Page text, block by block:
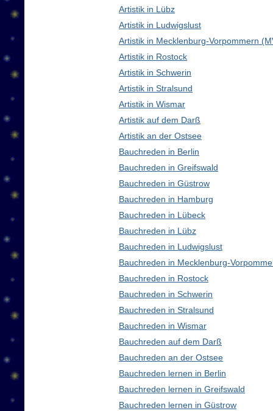
Artistik in Lübz
Artistik in Ludwigslust
Artistik in Mecklenburg-Vorpommern
Artistik in Rostock
Artistik in Schwerin
Artistik in Stralsund
Artistik in Wismar
Artistik auf dem Darß
Artistik an der Ostsee
Bauchreden in Berlin
Bauchreden in Greifswald
Bauchreden in Güstrow
Bauchreden in Hamburg
Bauchreden in Lübeck
Bauchreden in Lübz
Bauchreden in Ludwigslust
Bauchreden in Mecklenburg-
Bauchreden in Rostock
Bauchreden in Schwerin
Bauchreden in Stralsund
Bauchreden in Wismar
Bauchreden auf dem Darß
Bauchreden an der Ostsee
Bauchreden lernen in Berlin
Bauchreden lernen in Greifswald
Bauchreden lernen in Güstrow